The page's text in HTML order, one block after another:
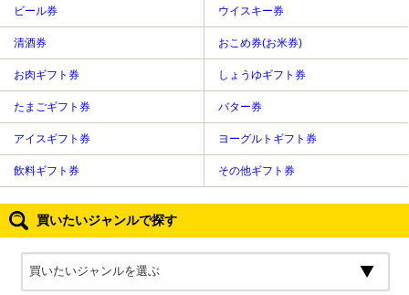
ビール券 ウイスキー券
清酒券 おこめ券(お米券)
お肉ギフト券 しょうゆギフト券
たまごギフト券 バター券
アイスギフト券 ヨーグルトギフト券
飲料ギフト券 その他ギフト券
買いたいジャンルで探す